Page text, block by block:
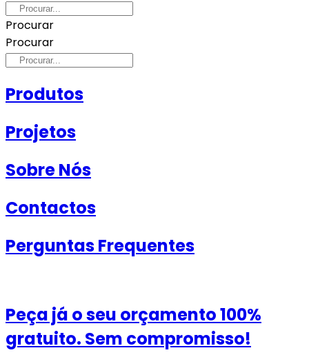
Procurar
Procurar
Produtos
Projetos
Sobre Nós
Contactos
Perguntas Frequentes
Peça já o seu orçamento 100%
gratuito. Sem compromisso!